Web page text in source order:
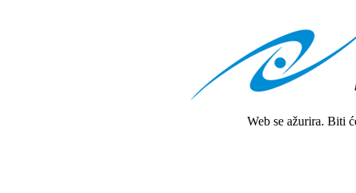
Web se ažurira. Biti